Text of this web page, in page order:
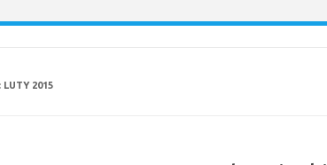
LUTY 2015